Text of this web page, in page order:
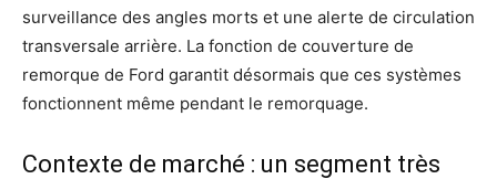
surveillance des angles morts et une alerte de circulation
transversale arrière. La fonction de couverture de
remorque de Ford garantit désormais que ces systèmes
fonctionnent même pendant le remorquage.
Contexte de marché : un segment très